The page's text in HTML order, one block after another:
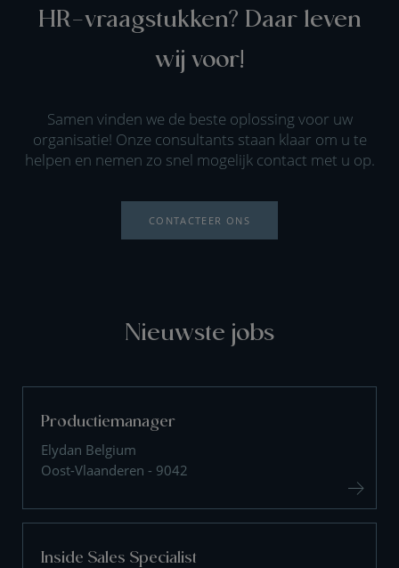
HR-vraagstukken? Daar leven
wij voor!
Samen vinden we de beste oplossing voor uw
organisatie! Onze consultants staan klaar om u te
helpen en nemen zo snel mogelijk contact met u op.
CONTACTEER ONS
Nieuwste jobs
Productiemanager
Elydan Belgium
Oost-Vlaanderen - 9042
Inside Sales Specialist